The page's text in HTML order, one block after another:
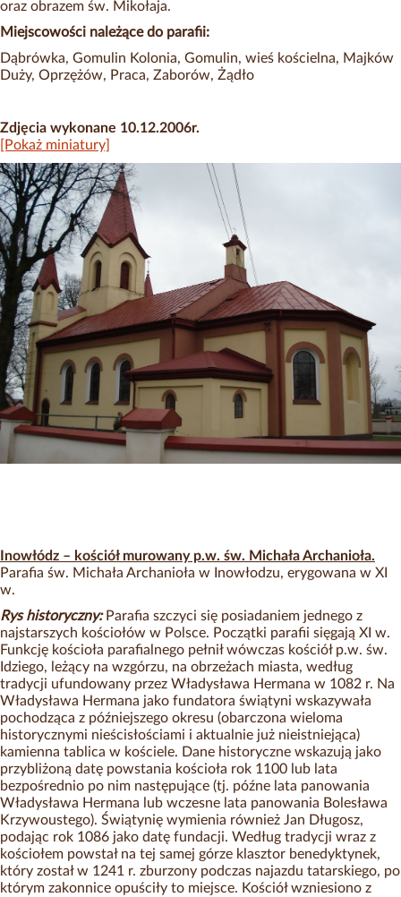
oraz obrazem św. Mikołaja.
Miejscowości należące do parafii:
Dąbrówka, Gomulin Kolonia, Gomulin, wieś kościelna, Majków
Duży, Oprzężów, Praca, Zaborów, Żądło
Zdjęcia wykonane 10.12.2006r.
[Pokaż miniatury]
Inowłódz – kościół murowany p.w. św. Michała Archanioła.
Parafia św. Michała Archanioła w Inowłodzu, erygowana w XI
w.
Rys historyczny: Parafia szczyci się posiadaniem jednego z
najstarszych kościołów w Polsce. Początki parafii sięgają XI w.
Funkcję kościoła parafialnego pełnił wówczas kościół p.w. św.
Idziego, leżący na wzgórzu, na obrzeżach miasta, według
tradycji ufundowany przez Władysława Hermana w 1082 r. Na
Władysława Hermana jako fundatora świątyni wskazywała
pochodząca z późniejszego okresu (obarczona wieloma
historycznymi nieścisłościami i aktualnie już nieistniejąca)
kamienna tablica w kościele. Dane historyczne wskazują jako
przybliżoną datę powstania kościoła rok 1100 lub lata
bezpośrednio po nim następujące (tj. późne lata panowania
Władysława Hermana lub wczesne lata panowania Bolesława
Krzywoustego). Świątynię wymienia również Jan Długosz,
podając rok 1086 jako datę fundacji. Według tradycji wraz z
kościołem powstał na tej samej górze klasztor benedyktynek,
który został w 1241 r. zburzony podczas najazdu tatarskiego, po
którym zakonnice opuściły to miejsce. Kościół wzniesiono z